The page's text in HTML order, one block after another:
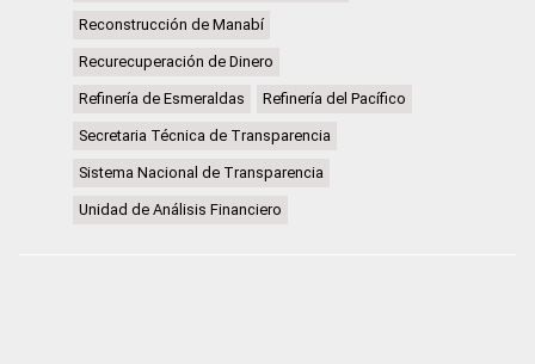
Reconstrucción de Manabí
Recurecuperación de Dinero
Refinería de Esmeraldas Refinería del Pacífico
Secretaria Técnica de Transparencia
Sistema Nacional de Transparencia
Unidad de Análisis Financiero